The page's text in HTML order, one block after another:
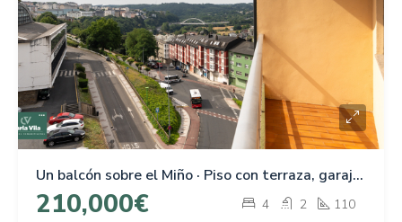
Un balcón sobre el Miño · Piso con terraza, garaje y vistas en Rúa Santiago, Lugo
210,000€ 4 2 110